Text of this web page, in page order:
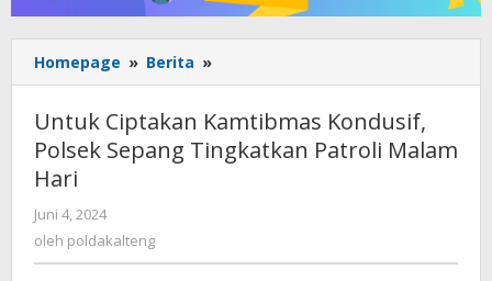
Homepage » Berita »
Ciptakan
Kondusif,
Polsek
Hari
Untuk Ciptakan Kamtibmas Kondusif,
Polsek Sepang Tingkatkan Patroli Malam
Hari
Juni 4, 2024
poldakalteng
oleh poldakalteng